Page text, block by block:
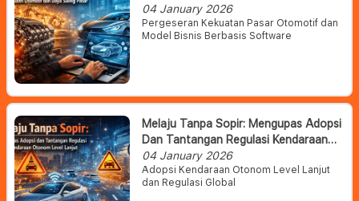
Otomotif Dan Daya Saing Pasar
04 January 2026
Pergeseran Kekuatan Pasar Otomotif dan
Model Bisnis Berbasis Software
Melaju Tanpa Sopir: Mengupas Adopsi
Dan Tantangan Regulasi Kendaraan
Otonom Level Lanjut
04 January 2026
Adopsi Kendaraan Otonom Level Lanjut
dan Regulasi Global